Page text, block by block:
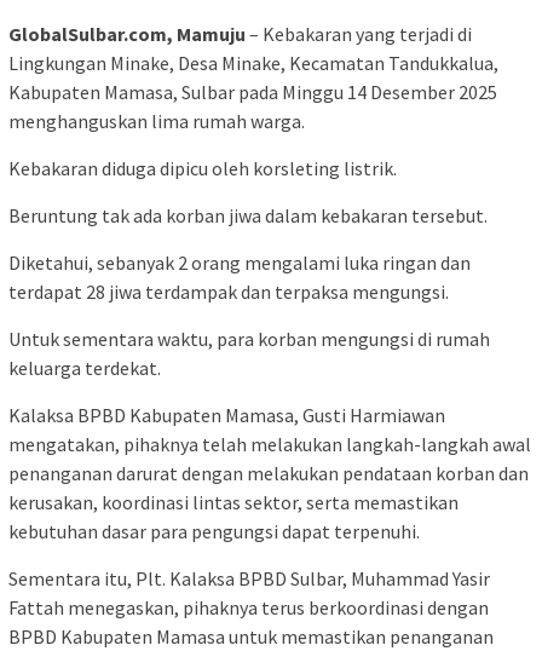
GlobalSulbar.com, Mamuju – Kebakaran yang terjadi di
Lingkungan Minake, Desa Minake, Kecamatan Tandukkalua,
Kabupaten Mamasa, Sulbar pada Minggu 14 Desember 2025
menghanguskan lima rumah warga.
Kebakaran diduga dipicu oleh korsleting listrik.
Beruntung tak ada korban jiwa dalam kebakaran tersebut.
Diketahui, sebanyak 2 orang mengalami luka ringan dan
terdapat 28 jiwa terdampak dan terpaksa mengungsi.
Untuk sementara waktu, para korban mengungsi di rumah
keluarga terdekat.
Kalaksa BPBD Kabupaten Mamasa, Gusti Harmiawan
mengatakan, pihaknya telah melakukan langkah-langkah awal
penanganan darurat dengan melakukan pendataan korban dan
kerusakan, koordinasi lintas sektor, serta memastikan
kebutuhan dasar para pengungsi dapat terpenuhi.
Sementara itu, Plt. Kalaksa BPBD Sulbar, Muhammad Yasir
Fattah menegaskan, pihaknya terus berkoordinasi dengan
BPBD Kabupaten Mamasa untuk memastikan penanganan